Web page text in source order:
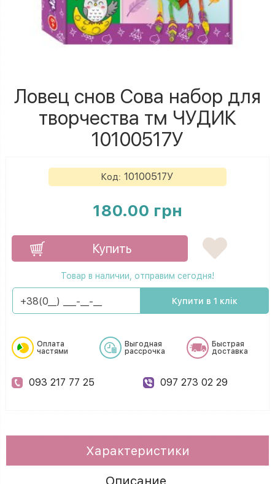
Ловец снов Сова набор для
творчества тм ЧУДИК
10100517У
Код: 10100517У
180.00 грн
Купить
Товар в наличии, отправим сегодня!
Купити в 1 клік
Оплата
частями
Выгодная
рассрочка
Быстрая
доставка
093 217 77 25 097 273 02 29
Характеристики
Описание